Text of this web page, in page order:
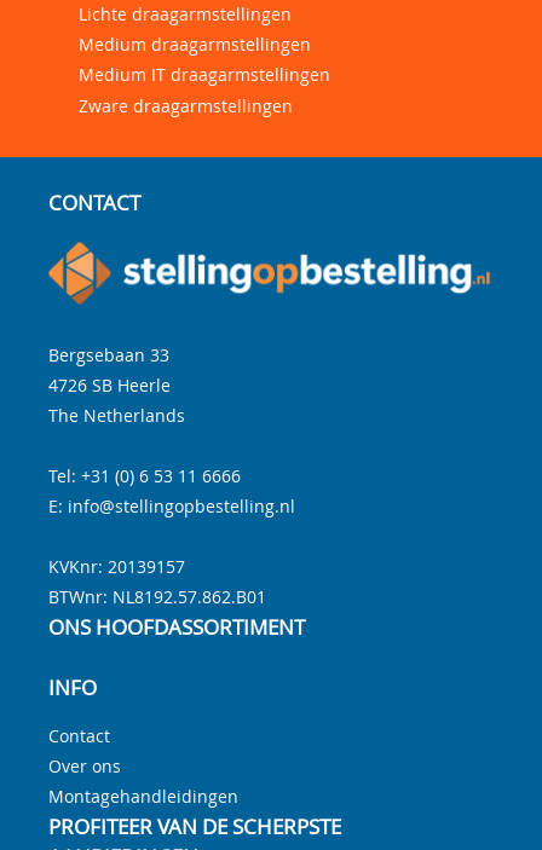
Lichte draagarmstellingen
Medium draagarmstellingen
Medium IT draagarmstellingen
Zware draagarmstellingen
CONTACT
Bergsebaan 33
4726 SB Heerle
The Netherlands
Tel: +31 (0) 6 53 11 6666
E: info@stellingopbestelling.nl
KVKnr: 20139157
BTWnr: NL8192.57.862.B01
ONS HOOFDASSORTIMENT
INFO
Contact
Over ons
Montagehandleidingen
PROFITEER VAN DE SCHERPSTE